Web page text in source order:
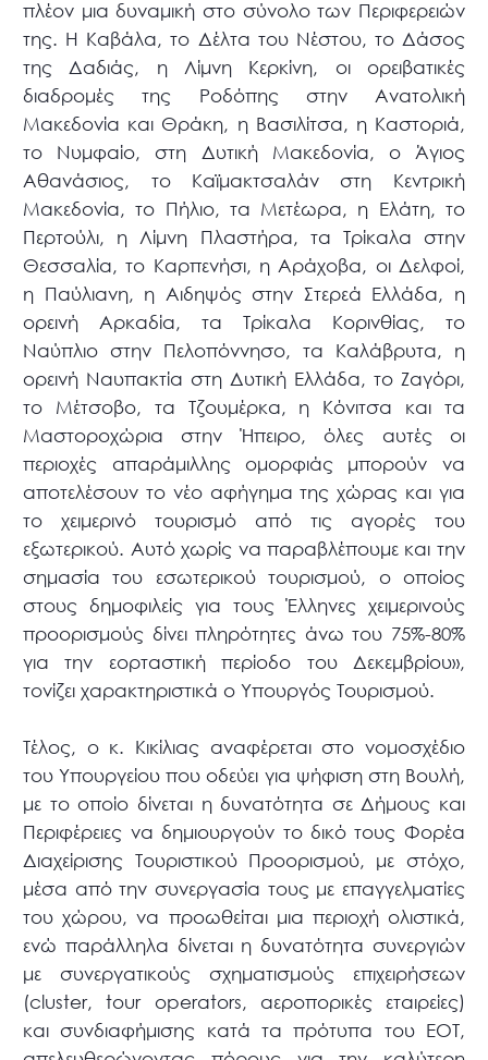
πλέον μια δυναμική στο σύνολο των Περιφερειών
της. Η Καβάλα, το Δέλτα του Νέστου, το Δάσος
της Δαδιάς, η Λίμνη Κερκίνη, οι ορειβατικές
διαδρομές της Ροδόπης στην Ανατολική
Μακεδονία και Θράκη, η Βασιλίτσα, η Καστοριά,
το Νυμφαίο, στη Δυτική Μακεδονία, ο Άγιος
Αθανάσιος, το Καϊμακτσαλάν στη Κεντρική
Μακεδονία, το Πήλιο, τα Μετέωρα, η Ελάτη, το
Περτούλι, η Λίμνη Πλαστήρα, τα Τρίκαλα στην
Θεσσαλία, το Καρπενήσι, η Αράχοβα, οι Δελφοί,
η Παύλιανη, η Αιδηψός στην Στερεά Ελλάδα, η
ορεινή Αρκαδία, τα Τρίκαλα Κορινθίας, το
Ναύπλιο στην Πελοπόννησο, τα Καλάβρυτα, η
ορεινή Ναυπακτία στη Δυτική Ελλάδα, το Ζαγόρι,
το Μέτσοβο, τα Τζουμέρκα, η Κόνιτσα και τα
Μαστοροχώρια στην Ήπειρο, όλες αυτές οι
περιοχές απαράμιλλης ομορφιάς μπορούν να
αποτελέσουν το νέο αφήγημα της χώρας και για
το χειμερινό τουρισμό από τις αγορές του
εξωτερικού. Αυτό χωρίς να παραβλέπουμε και την
σημασία του εσωτερικού τουρισμού, ο οποίος
στους δημοφιλείς για τους Έλληνες χειμερινούς
προορισμούς δίνει πληρότητες άνω του 75%-80%
για την εορταστική περίοδο του Δεκεμβρίου»,
τονίζει χαρακτηριστικά ο Υπουργός Τουρισμού.
Τέλος, ο κ. Κικίλιας αναφέρεται στο νομοσχέδιο
του Υπουργείου που οδεύει για ψήφιση στη Βουλή,
με το οποίο δίνεται η δυνατότητα σε Δήμους και
Περιφέρειες να δημιουργούν το δικό τους Φορέα
Διαχείρισης Τουριστικού Προορισμού, με στόχο,
μέσα από την συνεργασία τους με επαγγελματίες
του χώρου, να προωθείται μια περιοχή ολιστικά,
ενώ παράλληλα δίνεται η δυνατότητα συνεργιών
με συνεργατικούς σχηματισμούς επιχειρήσεων
(cluster, tour operators, αεροπορικές εταιρείες)
και συνδιαφήμισης κατά τα πρότυπα του ΕΟΤ,